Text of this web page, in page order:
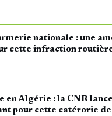
nationale : une
cette infraction
en Algérie : la CNR
pour cette catérorie de